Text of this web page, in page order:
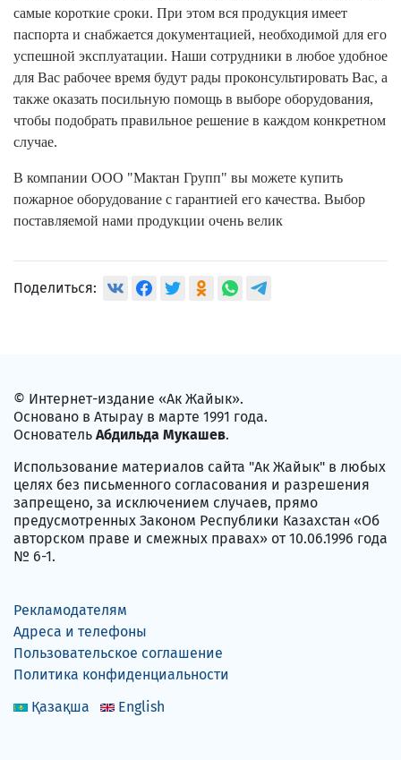
самые короткие сроки. При этом вся продукция имеет
паспорта и снабжается документацией, необходимой для его
успешной эксплуатации. Наши сотрудники в любое удобное
для Вас рабочее время будут рады проконсультировать Вас, а
также оказать посильную помощь в выборе оборудования,
чтобы подобрать правильное решение в каждом конкретном
случае.
В компании ООО "Мактан Групп" вы можете купить
пожарное оборудование с гарантией его качества. Выбор
поставляемой нами продукции очень велик
Поделиться:
© Интернет-издание «Ак Жайык».
Основано в Атырау в марте 1991 года.
Основатель Абдильда Мукашев.
Использование материалов сайта "Ак Жайык" в любых
целях без письменного согласования и разрешения
запрещено, за исключением случаев, прямо
предусмотренных Законом Республики Казахстан «Об
авторском праве и смежных правах» от 10.06.1996 года
№ 6-1.
Рекламодателям
Адреса и телефоны
Пользовательское соглашение
Политика конфиденциальности
Қазақша
English